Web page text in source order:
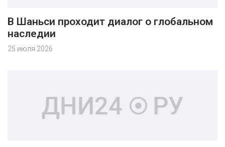
В Шаньси проходит диалог о глобальном
наследии
25 июля 2026